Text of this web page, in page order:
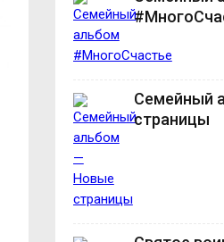
Семейный
страницы